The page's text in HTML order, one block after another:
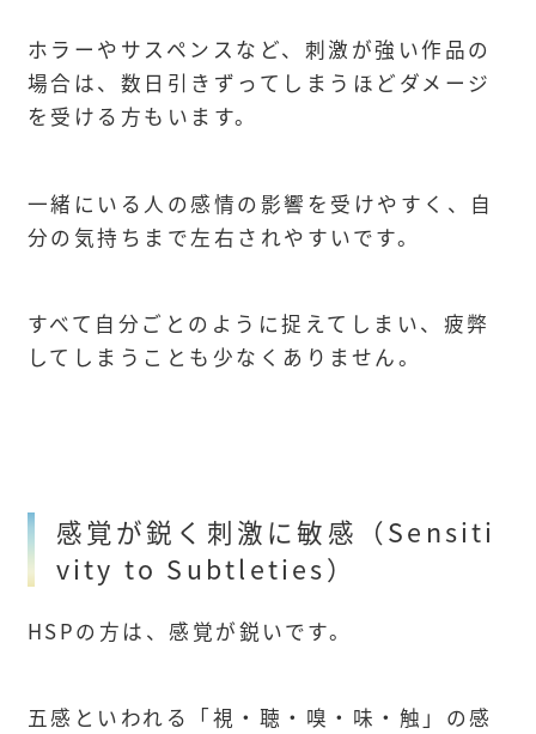
ホラーやサスペンスなど、刺激が強い作品の
場合は、数日引きずってしまうほどダメージ
を受ける方もいます。
一緒にいる人の感情の影響を受けやすく、自
分の気持ちまで左右されやすいです。
すべて自分ごとのように捉えてしまい、疲弊
してしまうことも少なくありません。
感覚が鋭く刺激に敏感（Sensiti
vity to Subtleties）
HSPの方は、感覚が鋭いです。
五感といわれる「視・聴・嗅・味・触」の感